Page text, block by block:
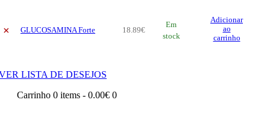
× GLUCOSAMINA Forte 18.89€
Em
stock
Adicionar
ao
carrinho
LISTA DE DESEJOS
Carrinho 0 items - 0.00€ 0